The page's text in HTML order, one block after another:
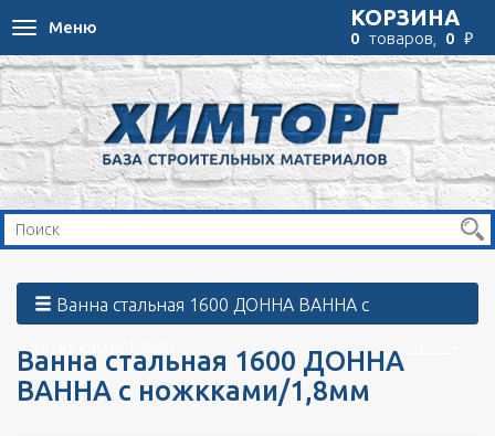
Toggle
navigation
Меню КОРЗИНА
0 товаров, 0 ₽
Ванна стальная 1600 ДОННА
ВАННА с ножкками/1,8мм